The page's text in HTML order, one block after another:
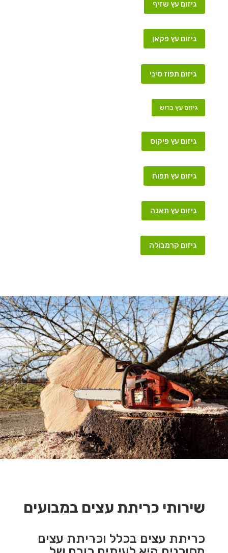
גיזום עץ שזיף
גיזום עץ פקאן
גיזום תפוז סיני
גיזום עץ ברוש
גיזום עץ פיקוס
גיזום עץ תפוח
גיזום עץ תאנה
גיזום קרמבולה
שירותי כריתת עצים במבועים
כריתת עצים בכלל וכריתת עצים